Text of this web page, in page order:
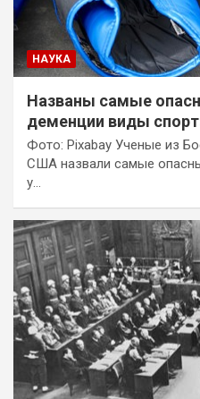
НАУКА
Названы самые
деменции виды
Фото: Pixabay Ученые из
США назвали самые
у…